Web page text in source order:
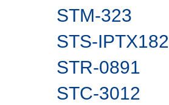
STM-323
STS-IPTX182
STR-0891
STC-3012